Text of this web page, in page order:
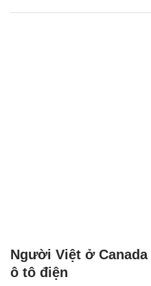
Người Việt ở
ô tô điện